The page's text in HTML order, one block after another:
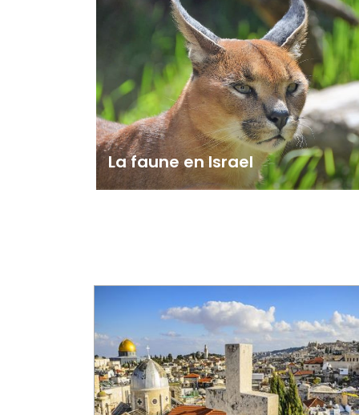
Les Bédouins
La faune en Israel
Le polecat marbré
La huppe fasciée
Récif corallien